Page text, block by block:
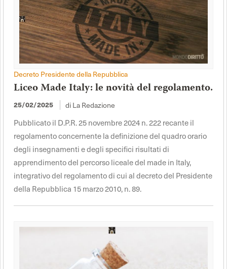
Decreto Presidente della Repubblica
Liceo Made Italy: le novità del regolamento.
25/02/2025 di La Redazione
Pubblicato il D.P.R. 25 novembre 2024 n. 222 recante il
regolamento concernente la definizione del quadro orario
degli insegnamenti e degli specifici risultati di
apprendimento del percorso liceale del made in Italy,
integrativo del regolamento di cui al decreto del Presidente
della Repubblica 15 marzo 2010, n. 89.